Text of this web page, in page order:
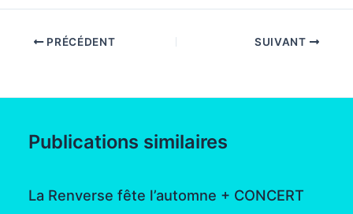
PRÉCÉDENT SUIVANT
Publications similaires
La Renverse fête l’automne + CONCERT